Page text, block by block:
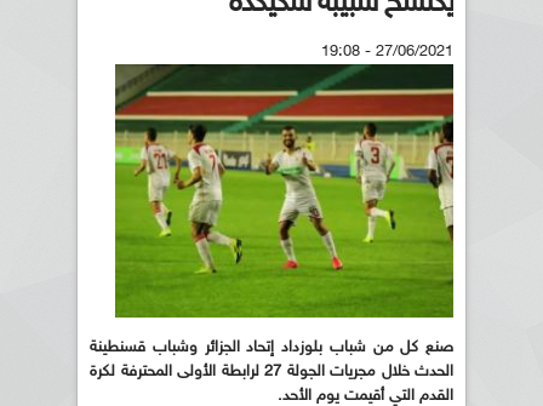
27/06/2021 - 19:08
صنع كل من شباب بلوزداد إتحاد الجزائر وشباب قسنطينة
الحدث خلال مجريات الجولة 27 لرابطة الأولى المحترفة لكرة
القدم التي أقيمت يوم الأحد.